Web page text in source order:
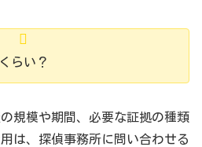
らい？
規模や期間、必要な証拠の種類
は、探偵事務所に問い合わせる